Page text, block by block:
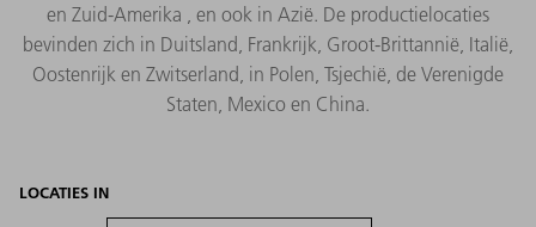
en Zuid-Amerika , en ook in Azië. De productielocaties
bevinden zich in Duitsland, Frankrijk, Groot-Brittannië, Italië,
Oostenrijk en Zwitserland, in Polen, Tsjechië, de Verenigde
Staten, Mexico en China.
LOCATIES IN